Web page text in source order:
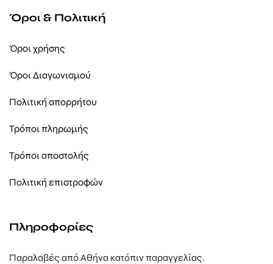
Όροι & Πολιτική
Όροι χρήσης
Όροι Διαγωνισμού
Πολιτική απορρήτου
Τρόποι πληρωμής
Τρόποι αποστολής
Πολιτική επιστροφών
Πληροφορίες
Παραλαβές από Αθήνα κατόπιν παραγγελίας.